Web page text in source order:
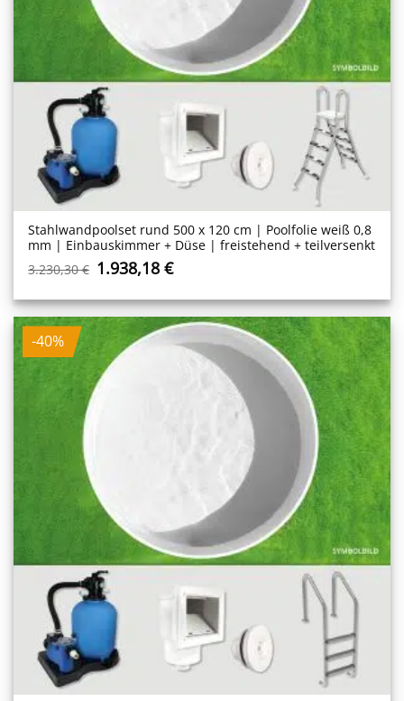
Stahlwand­poolset rund 500 x 120 cm | Poolfolie weiß 0,8
mm | Einbauskimmer + Düse | freistehend + teilversenkt
3.230,30€ Ursprünglicher
war:
3.230,30 €
1.938,18€Aktueller
ist:
1.938,18 €.
-40%